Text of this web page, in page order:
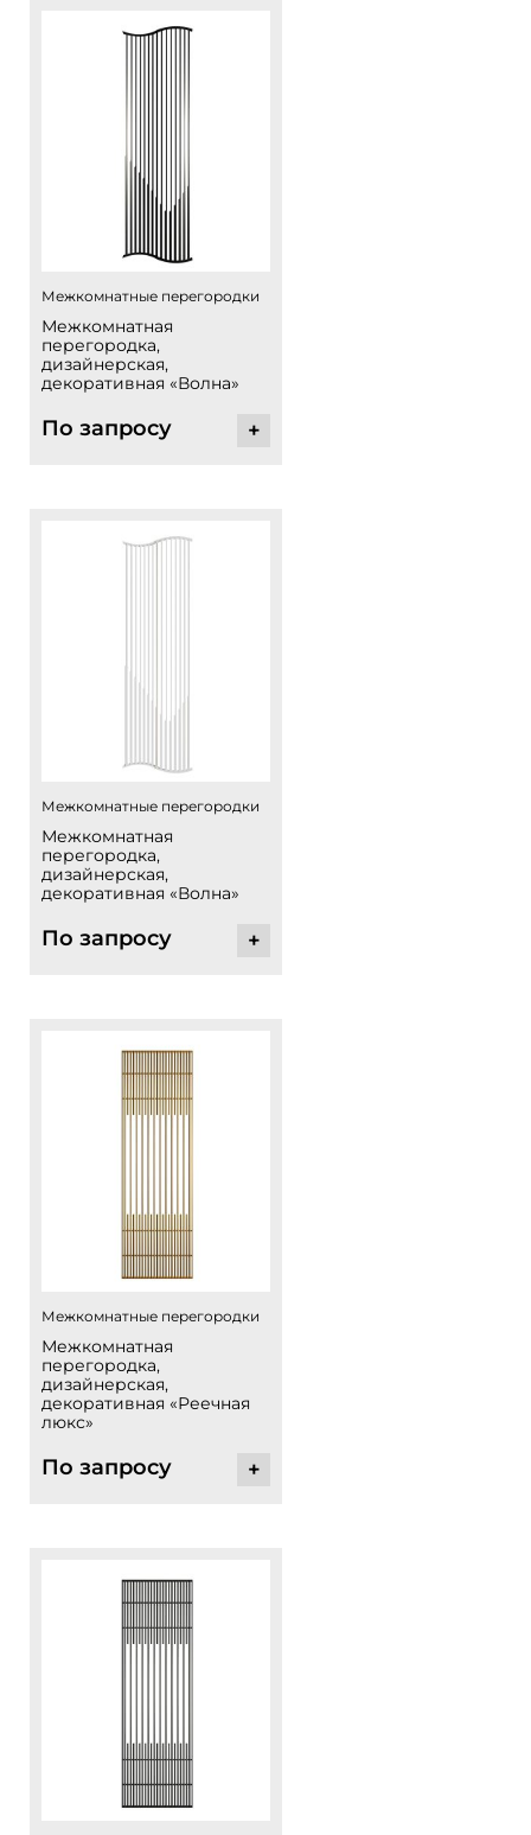
Межкомнатные перегородки
Межкомнатная
перегородка,
дизайнерская,
декоративная «Волна»
По запросу +
Межкомнатные перегородки
Межкомнатная
перегородка,
дизайнерская,
декоративная «Волна»
По запросу +
Межкомнатные перегородки
Межкомнатная
перегородка,
дизайнерская,
декоративная «Реечная
люкс»
По запросу +